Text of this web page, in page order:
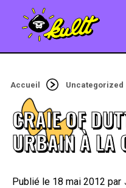
Accueil Uncategorized
CRAIE OF
URBAIN À LA
18 mai 2012 By